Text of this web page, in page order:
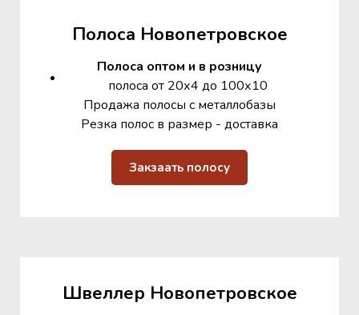
Полоса Новопетровское
Полоса оптом и в розницу
полоса от 20х4 до 100х10
Продажа полосы с металлобазы
Резка полос в размер - доставка
Закзаать полосу
Швеллер Новопетровское